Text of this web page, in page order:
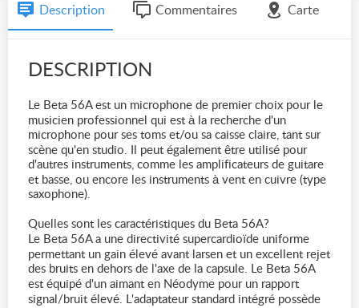
Description Commentaires Carte
DESCRIPTION
Le Beta 56A est un microphone de premier choix pour le
musicien professionnel qui est à la recherche d'un
microphone pour ses toms et/ou sa caisse claire, tant sur
scène qu'en studio. Il peut également être utilisé pour
d'autres instruments, comme les amplificateurs de guitare
et basse, ou encore les instruments à vent en cuivre (type
saxophone).
Quelles sont les caractéristiques du Beta 56A?
Le Beta 56A a une directivité supercardioïde uniforme
permettant un gain élevé avant larsen et un excellent rejet
des bruits en dehors de l'axe de la capsule. Le Beta 56A
est équipé d'un aimant en Néodyme pour un rapport
signal/bruit élevé. L'adaptateur standard intégré possède